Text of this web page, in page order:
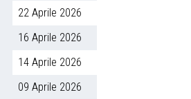
22 Aprile 2026
16 Aprile 2026
14 Aprile 2026
09 Aprile 2026